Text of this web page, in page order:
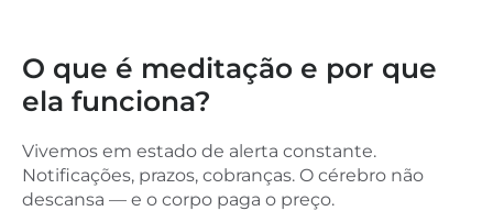
O que é meditação e por que
ela funciona?
Vivemos em estado de alerta constante.
Notificações, prazos, cobranças. O cérebro não
descansa — e o corpo paga o preço.